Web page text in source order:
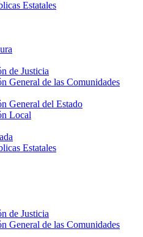
Estatales
de Justicia
General de las Comunidades
General del Estado
Local
Estatales
de Justicia
General de las Comunidades